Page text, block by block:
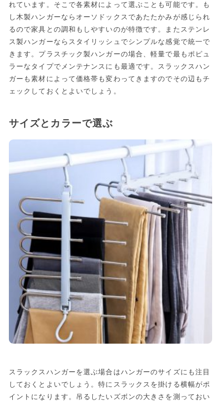
れています。そこで各素材によって選ぶことも可能です。も
し木製ハンガーならオーソドックスであたたかみが感じられ
るので家具との調和もしやすいのが特徴です。またステンレ
ス製ハンガーならスタイリッシュでシンプルな感覚で統一で
きます。プラスチック製ハンガーの場合、軽量で最もポピュ
ラーなタイプでメンテナンスにも最適です。スラックスハン
ガーも素材によって価格帯も変わってきますのでその辺もチ
ェックしておくとよいでしょう。
サイズとカラーで選ぶ
スラックスハンガーを選ぶ場合はハンガーのサイズにも注目
しておくとよいでしょう。特にスラックスを掛ける横幅がポ
イントになります。吊るしたいズボンの大きさを測っておい